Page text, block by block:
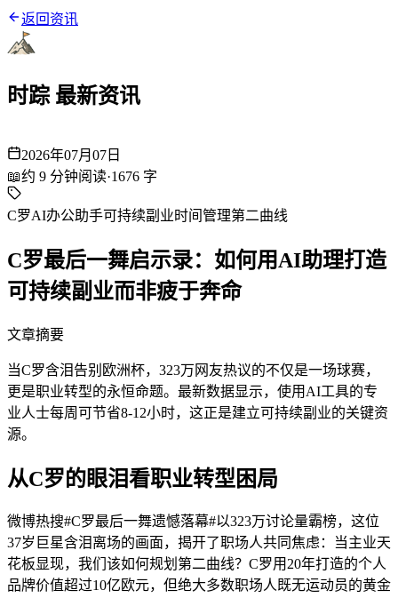
返回资讯
时踪 最新资讯
2026年07月07日
📖约 9 分钟阅读·1676 字
C罗AI办公助手可持续副业时间管理第二曲线
C罗最后一舞启示录：如何用AI助理打造
可持续副业而非疲于奔命
文章摘要
当C罗含泪告别欧洲杯，323万网友热议的不仅是一场球赛，
更是职业转型的永恒命题。最新数据显示，使用AI工具的专
业人士每周可节省8-12小时，这正是建立可持续副业的关键资
源。
从C罗的眼泪看职业转型困局
微博热搜#C罗最后一舞遗憾落幕#以323万讨论量霸榜，这位
37岁巨星含泪离场的画面，揭开了职场人共同焦虑：当主业天
花板显现，我们该如何规划第二曲线？C罗用20年打造的个人
品牌价值超过10亿欧元，但绝大多数职场人既无运动员的黄金